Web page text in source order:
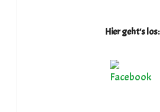
Hier geht's los: